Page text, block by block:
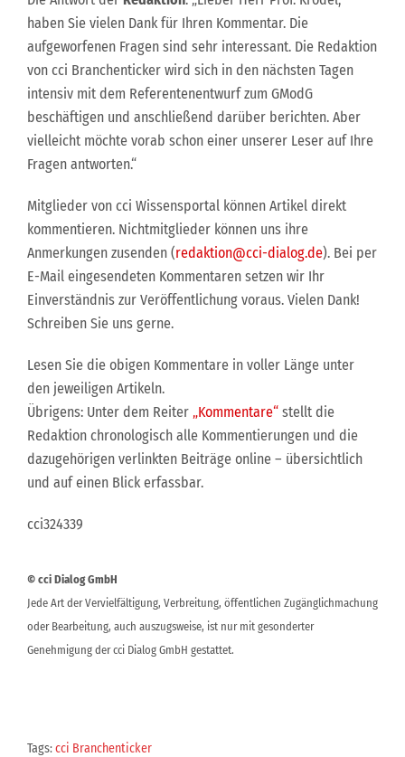
haben Sie vielen Dank für Ihren Kommentar. Die
aufgeworfenen Fragen sind sehr interessant. Die Redaktion
von cci Branchenticker wird sich in den nächsten Tagen
intensiv mit dem Referentenentwurf zum GModG
beschäftigen und anschließend darüber berichten. Aber
vielleicht möchte vorab schon einer unserer Leser auf Ihre
Fragen antworten.“
Mitglieder von cci Wissensportal können Artikel direkt
kommentieren. Nichtmitglieder können uns ihre
Anmerkungen zusenden (redaktion@cci-dialog.de). Bei per
E-Mail eingesendeten Kommentaren setzen wir Ihr
Einverständnis zur Veröffentlichung voraus. Vielen Dank!
Schreiben Sie uns gerne.
Lesen Sie die obigen Kommentare in voller Länge unter
den jeweiligen Artikeln.
Übrigens: Unter dem Reiter „Kommentare“ stellt die
Redaktion chronologisch alle Kommentierungen und die
dazugehörigen verlinkten Beiträge online – übersichtlich
und auf einen Blick erfassbar.
cci324339
© cci Dialog GmbH
Jede Art der Vervielfältigung, Verbreitung, öffentlichen Zugänglichmachung
oder Bearbeitung, auch auszugsweise, ist nur mit gesonderter
Genehmigung der cci Dialog GmbH gestattet.
Tags:cci Branchenticker